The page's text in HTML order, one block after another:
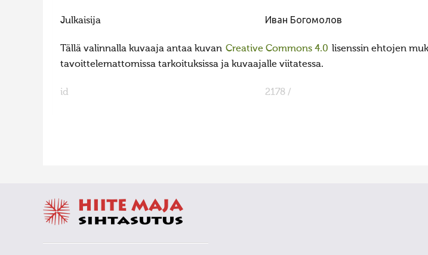
Julkaisija Иван Богомолов
Tällä valinnalla kuvaaja antaa kuvan Creative Commons 4.0 lisenssin ehtojen
tavoittelemattomissa tarkoituksissa ja kuvaajalle viitatessa.
id 2178 /